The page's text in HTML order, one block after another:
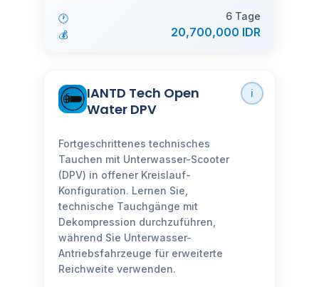
🕐
6 Tage
💰
20,700,000 IDR
ℹ️
IANTD Tech Open
Water DPV
Fortgeschrittenes technisches
Tauchen mit Unterwasser-Scooter
(DPV) in offener Kreislauf-
Konfiguration. Lernen Sie,
technische Tauchgänge mit
Dekompression durchzuführen,
während Sie Unterwasser-
Antriebsfahrzeuge für erweiterte
Reichweite verwenden.